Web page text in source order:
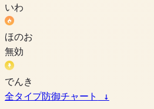
いわ
ほのお
無効
でんき
全タイプ防御チャート
↓